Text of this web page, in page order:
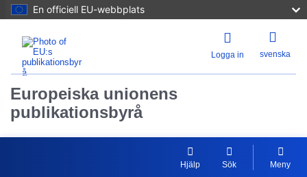
En officiell EU-webbplats
Logga in svenska
Europeiska unionens
publikationsbyrå
Hjälp Sök Meny